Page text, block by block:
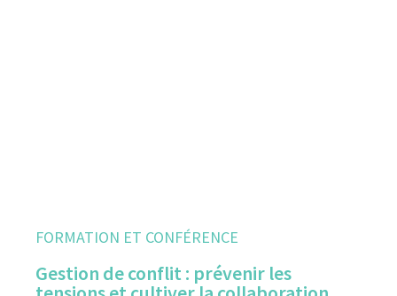
FORMATION ET CONFÉRENCE
Gestion de conflit : prévenir les